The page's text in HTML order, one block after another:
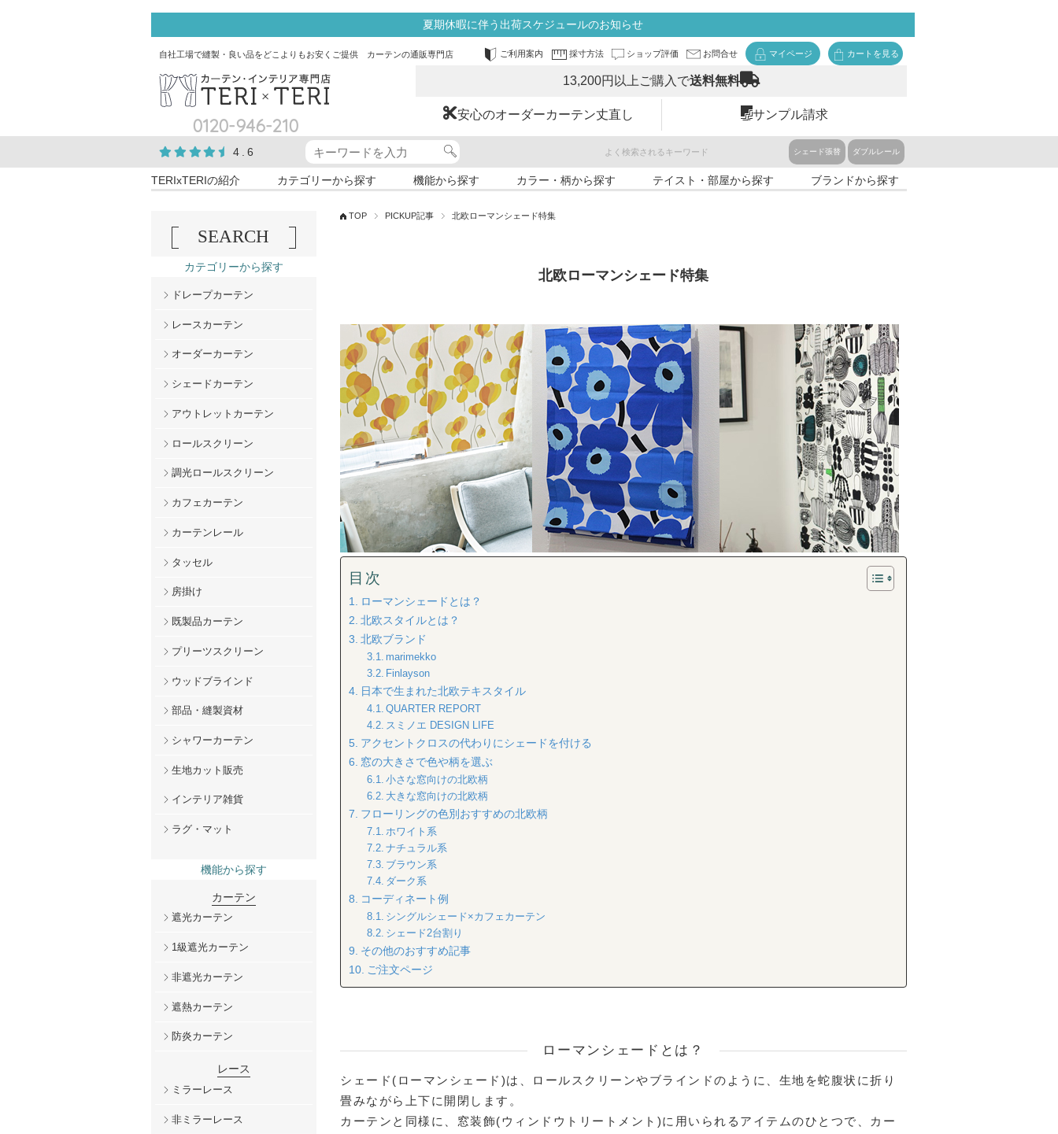
夏期休暇に伴う出荷スケジュールのお知らせ
自社工場で縫製・良い品をどこよりもお安くご提供 カーテンの通販専門店 ご利用案内 採寸方法 ショップ評価 お問合せ マイページ カートを見る
0120-946-210
13,200円以上ご購入で送料無料
安心のオーダーカーテン丈直し サンプル請求
4.6 よく検索されるキーワード シェード張替 ダブルレール
TERIxTERIの紹介 カテゴリーから探す 機能から探す カラー・柄から探す テイスト・部屋から探す ブランドから探す
TOP PICKUP記事 北欧ローマンシェード特集
北欧ローマンシェード特集
目次
ローマンシェードとは？
北欧スタイルとは？
北欧ブランド
marimekko
Finlayson
日本で生まれた北欧テキスタイル
QUARTER REPORT
スミノエ DESIGN LIFE
アクセントクロスの代わりにシェードを付ける
窓の大きさで色や柄を選ぶ
小さな窓向けの北欧柄
大きな窓向けの北欧柄
フローリングの色別おすすめの北欧柄
ホワイト系
ナチュラル系
ブラウン系
ダーク系
コーディネート例
シングルシェード×カフェカーテン
シェード2台割り
その他のおすすめ記事
ご注文ページ
ローマンシェードとは？
シェード(ローマンシェード)は、ロールスクリーンやブラインドのように、生地を蛇腹状に折り
畳みながら上下に開閉します。
カーテンと同様に、窓装飾(ウィンドウトリートメント)に用いられるアイテムのひとつで、カー
SEARCH
カテゴリーから探す
ドレープカーテン
レースカーテン
オーダーカーテン
シェードカーテン
アウトレットカーテン
ロールスクリーン
調光ロールスクリーン
カフェカーテン
カーテンレール
タッセル
房掛け
既製品カーテン
プリーツスクリーン
ウッドブラインド
部品・縫製資材
シャワーカーテン
生地カット販売
インテリア雑貨
ラグ・マット
機能から探す
カーテン
遮光カーテン
1級遮光カーテン
非遮光カーテン
遮熱カーテン
防炎カーテン
レース
ミラーレース
非ミラーレース